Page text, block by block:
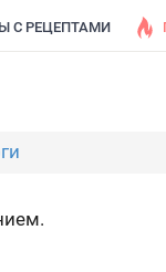
С РЕЦЕПТАМИ